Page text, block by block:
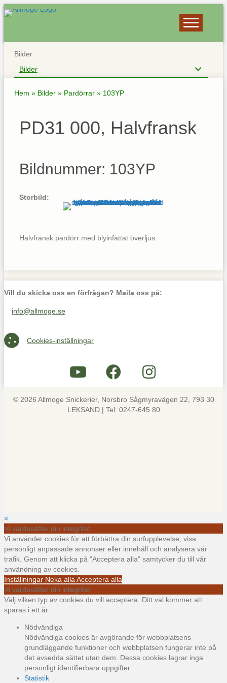
Bilder
Bilder
Hem » Bilder » Pardörrar » 103YP
PD31 000, Halvfransk
Bildnummer: 103YP
Storbild:
Halvfransk pardörr med blyinfattat överljus.
Vill du skicka oss en förfrågan? Maila oss på:
Maila oss på info@allmoge.se
info@allmoge.se
Cookies-inställningar
Cookies-inställningar
© 2026 Allmoge Snickerier, Norsbro Sågmyravägen 22, 793 30
LEKSAND | Tel: 0247-645 80
×
Vi värdesätter din integritet
Vi använder cookies för att förbättra din surfupplevelse, visa
personligt anpassade annonser eller innehåll och analysera vår
trafik. Genom att klicka på "Acceptera alla" samtycker du till vår
användning av cookies.
Inställningar Neka alla Acceptera alla
Vi värdesätter din integritet
Välj vilken typ av cookies du vill acceptera. Ditt val kommer att
sparas i ett år.
Nödvändiga
Nödvändiga cookies är avgörande för webbplatsens
grundläggande funktioner och webbplatsen fungerar inte på
det avsedda sättet utan dem. Dessa cookies lagrar inga
personligt identifierbara uppgifter.
Statistik